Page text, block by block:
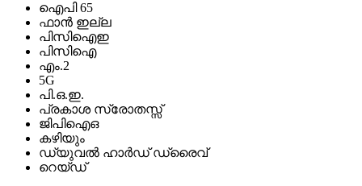
ഐപി 65
ഫാൻ ഇല്ല
പിസിഐഇ
പിസിഐ
എം.2
5G
പി.ഒ.ഇ.
പ്രകാശ സ്രോതസ്സ്
ജിപിഐഒ
കഴിയും
ഡ്യുവൽ ഹാർഡ് ഡ്രൈവ്
റെയ്ഡ്